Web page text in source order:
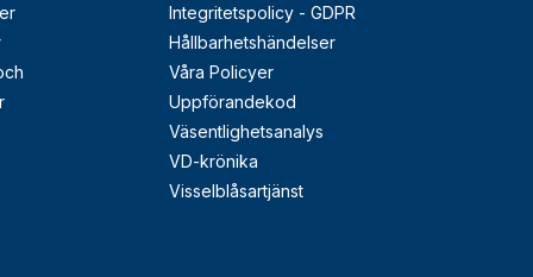
Integritetspolicy - GDPR
Hållbarhetshändelser
Våra Policyer
Uppförandekod
Väsentlighetsanalys
VD-krönika
Visselblåsartjänst